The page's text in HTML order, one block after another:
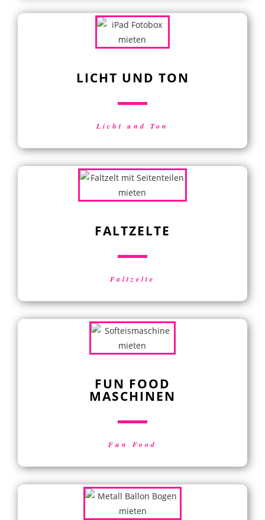
LICHT UND TON
Licht und Ton
FALTZELTE
Faltzelte
FUN FOOD
MASCHINEN
Fun Food